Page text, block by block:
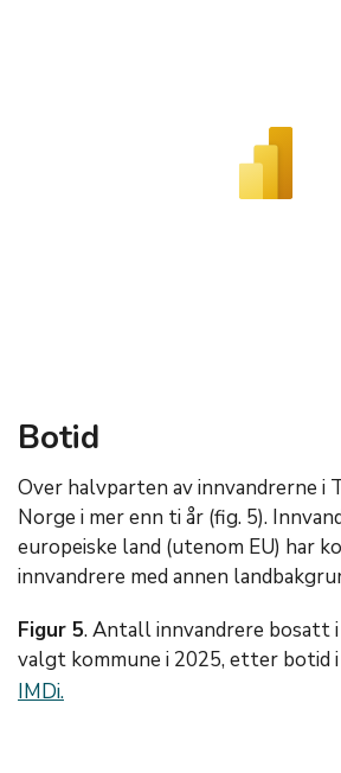
Botid
Over halvparten av innvandrerne i
Norge i mer enn ti år (fig. 5).
europeiske land (utenom EU) har
innvandrere med annen
Figur 5. Antall innvandrere bosatt
valgt kommune i 2025, etter botid i
IMDi.